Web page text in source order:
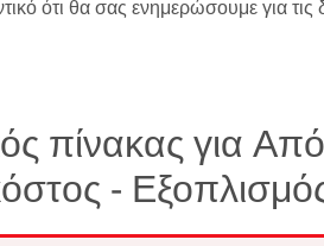
ότι θα σας ενημερώσουμε για τις
πίνακας για
-